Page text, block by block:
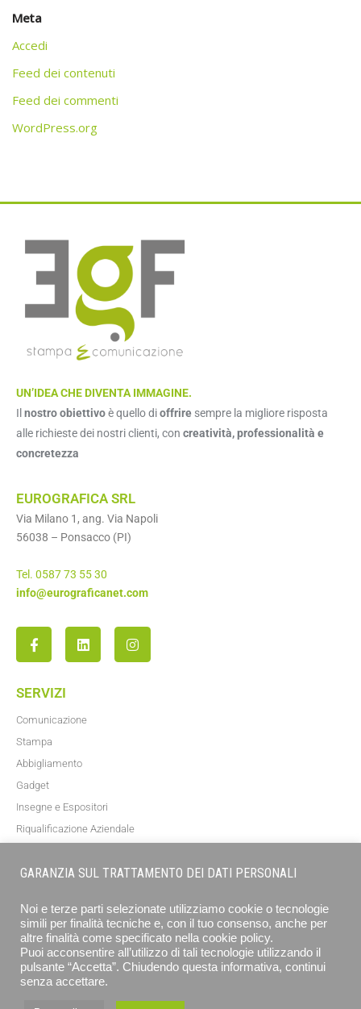
Meta
Accedi
Feed dei contenuti
Feed dei commenti
WordPress.org
UN’IDEA CHE DIVENTA IMMAGINE.
Il nostro obiettivoè quello dioffrire sempre la migliore risposta
alle richieste dei nostri clienti, con creatività, professionalità e
concretezza
EUROGRAFICA SRL
Via Milano 1, ang. Via Napoli
56038 – Ponsacco (PI)
Tel. 0587 73 55 30
info@eurograficanet.com
SERVIZI
Comunicazione
Stampa
Abbigliamento
Gadget
Insegne e Espositori
Riqualificazione Aziendale
GARANZIA SUL TRATTAMENTO DEI DATI PERSONALI
Noi e terze parti selezionate utilizziamo cookie o tecnologie
simili per finalità tecniche e, con il tuo consenso, anche per
altre finalità come specificato nella cookie policy.
Puoi acconsentire all’utilizzo di tali tecnologie utilizzando il
pulsante “Accetta”. Chiudendo questa informativa, continui
senza accettare.